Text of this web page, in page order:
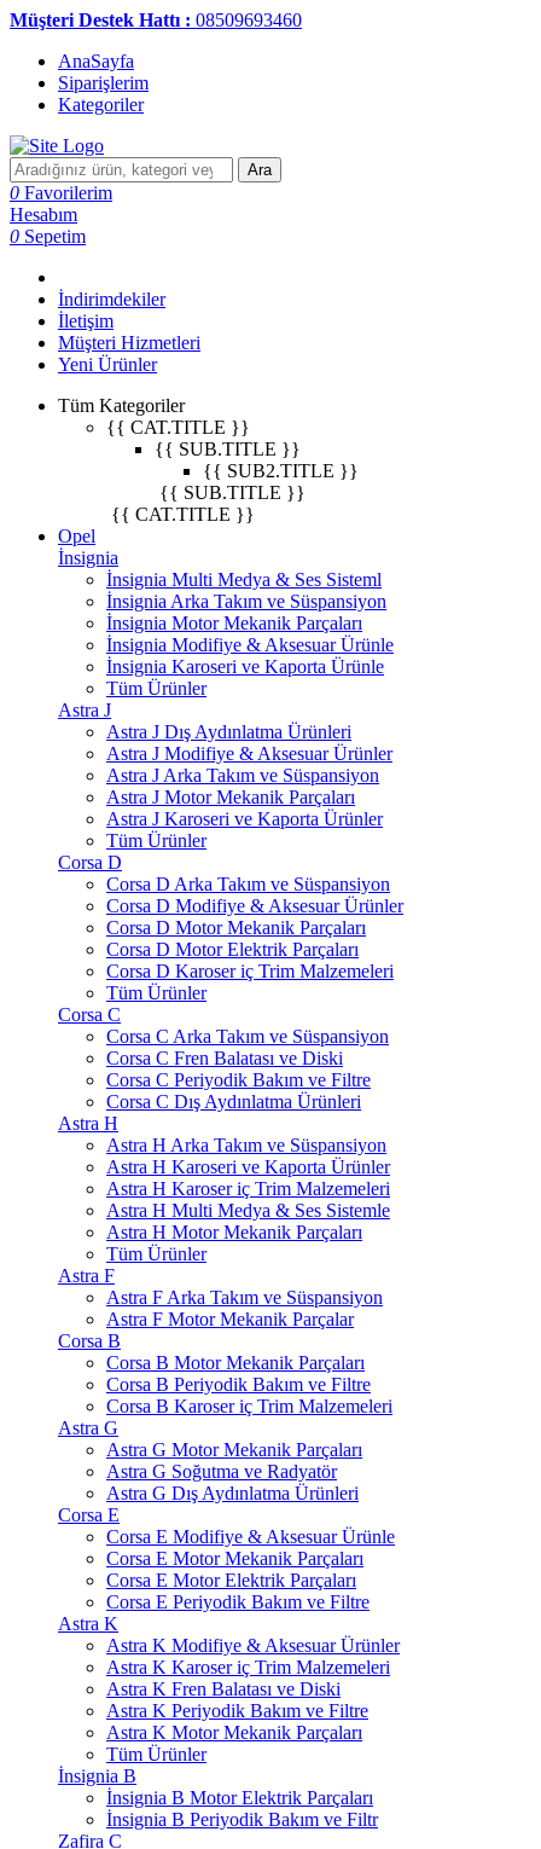
Müşteri Destek Hattı : 08509693460
AnaSayfa
Siparişlerim
Kategoriler
Ara
0 Favorilerim
Hesabım
0 Sepetim
İndirimdekiler
İletişim
Müşteri Hizmetleri
Yeni Ürünler
Tüm Kategoriler
{{ CAT.TITLE }}
{{ SUB.TITLE }}
{{ SUB2.TITLE }}
{{ SUB.TITLE }}
{{ CAT.TITLE }}
Opel
İnsignia
İnsignia Multi Medya & Ses Sisteml
İnsignia Arka Takım ve Süspansiyon
İnsignia Motor Mekanik Parçaları
İnsignia Modifiye & Aksesuar Ürünle
İnsignia Karoseri ve Kaporta Ürünle
Tüm Ürünler
Astra J
Astra J Dış Aydınlatma Ürünleri
Astra J Modifiye & Aksesuar Ürünler
Astra J Arka Takım ve Süspansiyon
Astra J Motor Mekanik Parçaları
Astra J Karoseri ve Kaporta Ürünler
Tüm Ürünler
Corsa D
Corsa D Arka Takım ve Süspansiyon
Corsa D Modifiye & Aksesuar Ürünler
Corsa D Motor Mekanik Parçaları
Corsa D Motor Elektrik Parçaları
Corsa D Karoser iç Trim Malzemeleri
Tüm Ürünler
Corsa C
Corsa C Arka Takım ve Süspansiyon
Corsa C Fren Balatası ve Diski
Corsa C Periyodik Bakım ve Filtre
Corsa C Dış Aydınlatma Ürünleri
Astra H
Astra H Arka Takım ve Süspansiyon
Astra H Karoseri ve Kaporta Ürünler
Astra H Karoser iç Trim Malzemeleri
Astra H Multi Medya & Ses Sistemle
Astra H Motor Mekanik Parçaları
Tüm Ürünler
Astra F
Astra F Arka Takım ve Süspansiyon
Astra F Motor Mekanik Parçalar
Corsa B
Corsa B Motor Mekanik Parçaları
Corsa B Periyodik Bakım ve Filtre
Corsa B Karoser iç Trim Malzemeleri
Astra G
Astra G Motor Mekanik Parçaları
Astra G Soğutma ve Radyatör
Astra G Dış Aydınlatma Ürünleri
Corsa E
Corsa E Modifiye & Aksesuar Ürünle
Corsa E Motor Mekanik Parçaları
Corsa E Motor Elektrik Parçaları
Corsa E Periyodik Bakım ve Filtre
Astra K
Astra K Modifiye & Aksesuar Ürünler
Astra K Karoser iç Trim Malzemeleri
Astra K Fren Balatası ve Diski
Astra K Periyodik Bakım ve Filtre
Astra K Motor Mekanik Parçaları
Tüm Ürünler
İnsignia B
İnsignia B Motor Elektrik Parçaları
İnsignia B Periyodik Bakım ve Filtr
Zafira C